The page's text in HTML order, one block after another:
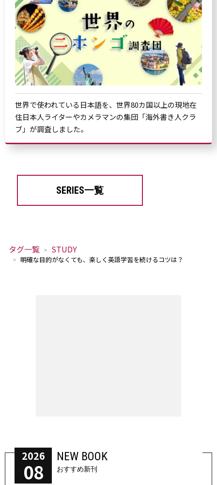
世界で使われている日本語を、世界80カ国以上の現地在
住日本人ライターやカメラマンの集団「海外書き人クラ
ブ」が調査しました。
SERIES一覧
タグ一覧 STUDY
明確な目的がなくても、楽しく英語学習を続けるコツは？
2026
08
NEW BOOK
おすすめ新刊